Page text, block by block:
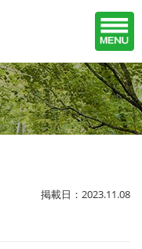
掲載日：2023.11.08